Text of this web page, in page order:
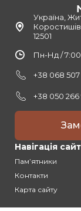
Україна,
12501
Пн-Нд /
+38 068 507
+38 050 266
Навігація
Памʼятники
Контакти
Карта сайту